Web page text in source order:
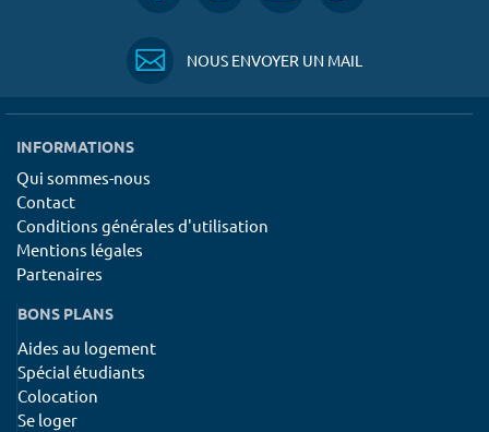
NOUS ENVOYER UN MAIL
INFORMATIONS
Qui sommes-nous
Contact
Conditions générales d'utilisation
Mentions légales
Partenaires
BONS PLANS
Aides au logement
Spécial étudiants
Colocation
Se loger